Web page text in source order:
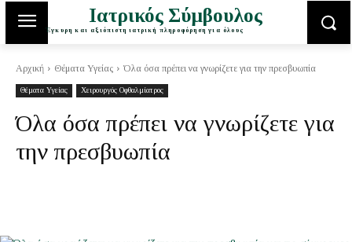
Ιατρικός Σύμβουλος
Έγκυρη και αξιόπιστη ιατρική πληροφόρηση για όλους
Αρχική Θέματα Υγείας Όλα όσα πρέπει να γνωρίζετε για την πρεσβυωπία
Θέματα Υγείας Χειρουργός Οφθαλμίατρος
Όλα όσα πρέπει να γνωρίζετε για
την πρεσβυωπία